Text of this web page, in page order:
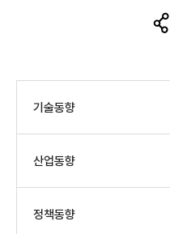
기술동향
산업동향
정책동향